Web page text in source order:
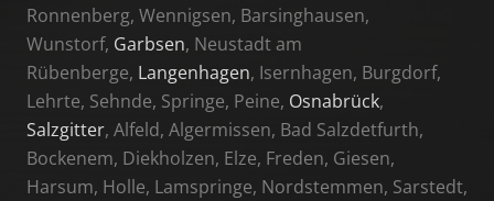
Ronnenberg, Wennigsen, Barsinghausen,
Wunstorf, Garbsen, Neustadt am
Rübenberge, Langenhagen, Isernhagen, Burgdorf,
Lehrte, Sehnde, Springe, Peine, Osnabrück,
Salzgitter, Alfeld, Algermissen, Bad Salzdetfurth,
Bockenem, Diekholzen, Elze, Freden, Giesen,
Harsum, Holle, Lamspringe, Nordstemmen, Sarstedt,